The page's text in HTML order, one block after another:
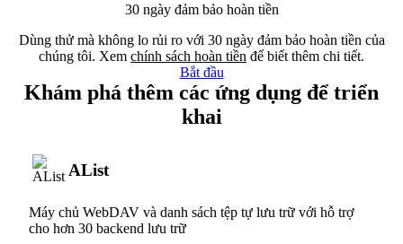
30 ngày đảm bảo hoàn tiền
Dùng thử mà không lo rủi ro với 30 ngày đảm bảo hoàn tiền của
chúng tôi. Xem chính sách hoàn tiền để biết thêm chi tiết.
Bắt đầu
Khám phá thêm các ứng dụng để triển
khai
AList
Máy chủ WebDAV và danh sách tệp tự lưu trữ với hỗ trợ
cho hơn 30 backend lưu trữ